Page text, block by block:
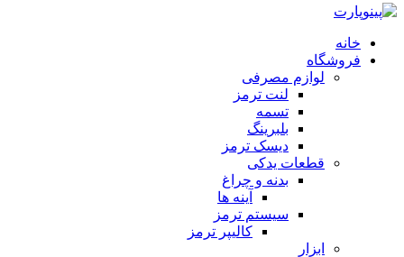
خانه
فروشگاه
لوازم مصرفی
لنت ترمز
تسمه
بلبرینگ
دیسک ترمز
قطعات یدکی
بدنه و چراغ
آینه ها
سیستم ترمز
کالیپر ترمز
ابزار